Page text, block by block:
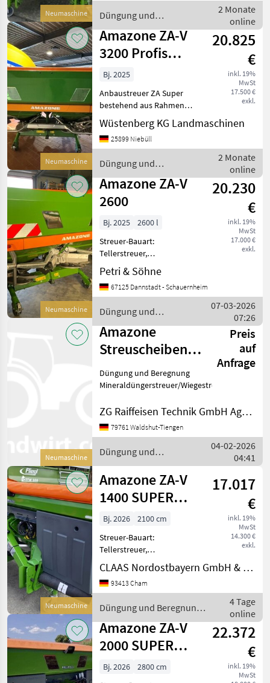
Neumaschine
Düngung und
Beregnung / Amazone
2 Monate
online
Neumaschine
Amazone ZA-V
3200 Profis
Control
20.825
€
inkl. 19%
MwSt
17.500 €
exkl.
Bj. 2025
Anbaustreuer ZA Super
bestehend aus Rahmen
und Grundbehälter Profis-
Wiegesystem für ZA Super
Einbauteile für ZA-
V Control 2 Folierung
Warnbi
Wüstenberg KG Landmaschinen
25899 Niebüll
Düngung und
Beregnung / Amazone
2 Monate
online
Neumaschine
Amazone ZA-V
2600
20.230
€
inkl. 19%
MwSt
17.000 €
exkl.
Bj. 2025
2600 l
Streuer-Bauart:
Tellerstreuer,
Grenzstreueinrichtung,
Streumengenverstellung
Amazone ZA-V 2600
Leermeldesensor Leiter
Streuscheibenset V-Set3 Str
Petri & Söhne
67125 Dannstadt - Schauernheim
Düngung und
Beregnung / Amazone
07-03-2026
07:26
Neumaschine
Amazone
Streuscheiben
ZA-V von
Preis
auf
Anfrage
Düngung und Beregnung
Mineraldüngerstreuer/Wiegestreuer
ZG Raiffeisen Technik GmbH Agrartechnik Tiengen
79761 Waldshut-Tiengen
Düngung und
Beregnung / Amazone
04-02-2026
04:41
Neumaschine
Amazone ZA-V
1400 SUPER
PROFIS
CONTROL
17.017
€
inkl. 19%
MwSt
14.300 €
exkl.
Bj. 2026
2100 cm
Streuer-Bauart:
Tellerstreuer,
Grenzstreueinrichtung
11390200 - Neumaschine: -
Amazone ZA-V 1400 Super
2026 Technikjahr: 2026 -
10m - 21m Ar
CLAAS Nordostbayern GmbH & Co. KG, Cham
93413 Cham
Düngung und Beregnung
/ Amazone
4 Tage
online
Amazone ZA-V
2000 SUPER
PROFIS HYDRO
22.372
€
inkl. 19%
MwSt
Bj. 2026
2800 cm